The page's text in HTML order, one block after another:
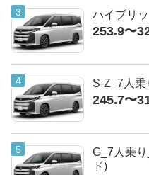
ハイブリ
253.9〜
S-Z_7人
245.7〜
G_7人乗
ド)